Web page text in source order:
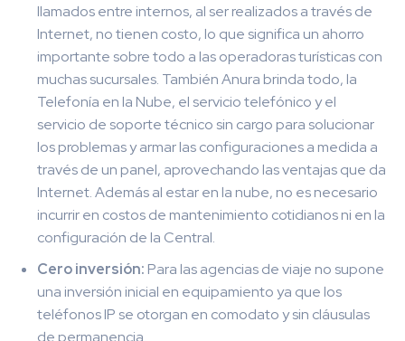
llamados entre internos, al ser realizados a través de
Internet, no tienen costo, lo que significa un ahorro
importante sobre todo a las operadoras turísticas con
muchas sucursales. También Anura brinda todo, la
Telefonía en la Nube, el servicio telefónico y el
servicio de soporte técnico sin cargo para solucionar
los problemas y armar las configuraciones a medida a
través de un panel, aprovechando las ventajas que da
Internet. Además al estar en la nube, no es necesario
incurrir en costos de mantenimiento cotidianos ni en la
configuración de la Central.
Cero inversión: Para las agencias de viaje no supone
una inversión inicial en equipamiento ya que los
teléfonos IP se otorgan en comodato y sin cláusulas
de permanencia.